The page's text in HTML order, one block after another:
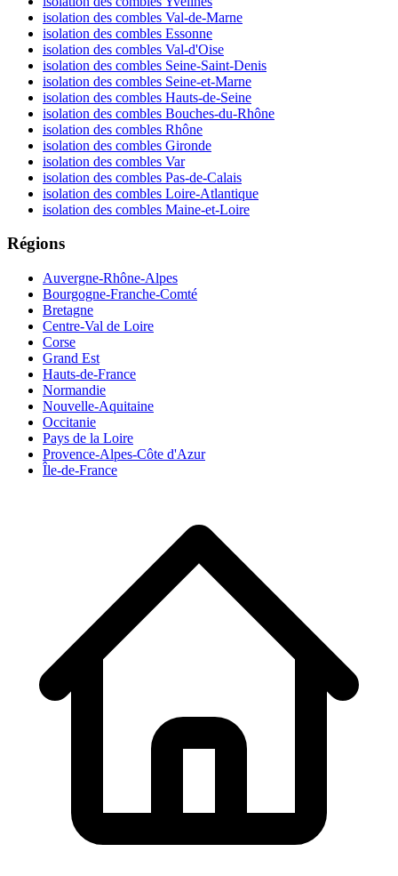
isolation des combles Val-de-Marne
isolation des combles Essonne
isolation des combles Val-d'Oise
isolation des combles Seine-Saint-Denis
isolation des combles Seine-et-Marne
isolation des combles Hauts-de-Seine
isolation des combles Bouches-du-Rhône
isolation des combles Rhône
isolation des combles Gironde
isolation des combles Var
isolation des combles Pas-de-Calais
isolation des combles Loire-Atlantique
isolation des combles Maine-et-Loire
Régions
Auvergne-Rhône-Alpes
Bourgogne-Franche-Comté
Bretagne
Centre-Val de Loire
Corse
Grand Est
Hauts-de-France
Normandie
Nouvelle-Aquitaine
Occitanie
Pays de la Loire
Provence-Alpes-Côte d'Azur
Île-de-France